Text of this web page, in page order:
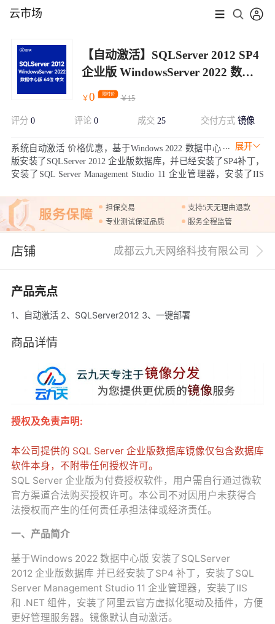
云市场
【自动激活】SQLServer 2012 SP4
企业版 WindowsServer 2022 数据
中心版sql已打SP4补丁
￥0 限时价
￥15
评分 0 评论 0 成交 25 交付方式镜像
展开
系统自动激活 价格优惠，基于Windows 2022 数据中心
版安装了SQLServer 2012 企业版数据库，并已经安装了SP4补丁，
安装了SQL Server Management Studio 11 企业管理器，安装了IIS
理服务器。镜像默认自动激活。
担保交易
支持5天无理由退款
专业测试保证品质
服务全程监管
店铺 成都云九天网络科技有限公司
产品亮点
1、自动激活 2、SQLServer2012 3、一键部署
商品详情
授权及免责声明:
本公司提供的 SQL Server 企业版数据库镜像仅包含数据库
软件本身，不附带任何授权许可。
SQL Server 企业版为付费授权软件，用户需自行通过微软
官方渠道合法购买授权许可。本公司不对因用户未获得合
法授权而产生的任何责任承担法律或经济责任。
一、产品简介
基于Windows 2022 数据中心版 安装了SQLServer
2012 企业版数据库 并已经安装了SP4 补丁，安装了SQL
Server Management Studio 11 企业管理器，安装了IIS
和 .NET 组件，安装了阿里云官方虚拟化驱动及插件，方便
更好管理服务器。镜像默认自动激活。